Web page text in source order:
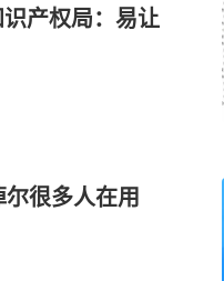
产权局：易让
很多人在用